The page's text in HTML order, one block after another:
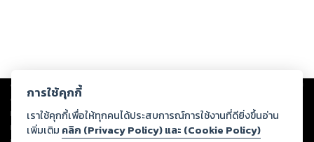
Copyright © 2026
ต่อผลงานหรือเนื้อหาใดที่อัปโหลดผ่านเว็บไซต์และปรากฏว่าละเมิดสิทธิใน
ทรัพย์สินทางปัญญาของบุคคลอื่นหรือขัดต่อกฎหมายและศีลธรรม ดังนั้น ผู้อ่าน
ทุกท่านโปรดใช้วิจารณญาณในการกลั่นกรองด้วยตนเอง และหากท่านพบว่าส่วน
การใช้คุกกี้
เราใช้คุกกี้เพื่อให้ทุกคนได้ประสบการณ์การใช้งานที่ดียิ่งขึ้นอ่าน
เพิ่มเติม คลิก (Privacy Policy) และ (Cookie Policy)